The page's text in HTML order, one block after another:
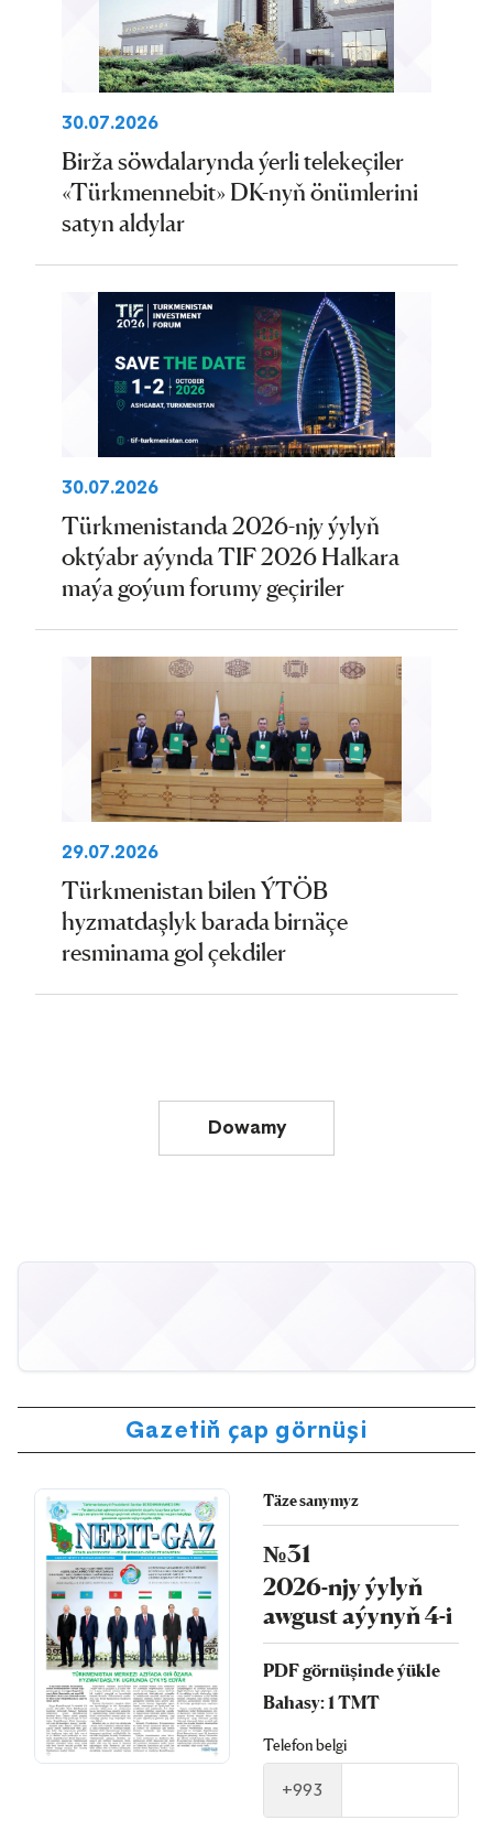
30.07.2026
Birža söwdalarynda ýerli telekeçiler
«Türkmennebit» DK-nyň önümlerini
satyn aldylar
30.07.2026
Türkmenistanda 2026-njy ýylyň
oktýabr aýynda TIF 2026 Halkara
maýa goýum forumy geçiriler
29.07.2026
Türkmenistan bilen ÝTÖB
hyzmatdaşlyk barada birnäçe
resminama gol çekdiler
Dowamy
Gazetiň çap görnüşi
Täze sanymyz
№31
2026-njy ýylyň
awgust aýynyň 4-i
PDF görnüşinde ýükle
Bahasy: 1 TMT
Telefon belgi
+993